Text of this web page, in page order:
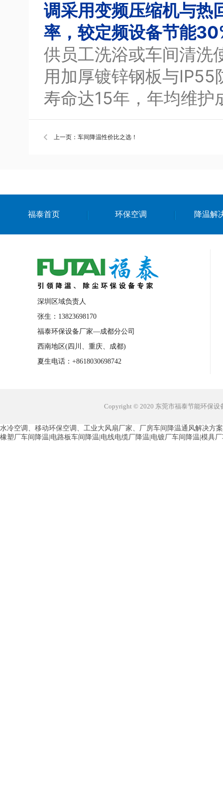
调采用变频压缩机与热
率，较定频设备节能
供员工洗浴或车间清洗
用加厚镀锌钢板与
寿命达15年，年均维
上一页：车间降温性价比之选！
福泰首页 环保空调 降温解
深圳区域负责人
张生：13823698170
福泰环保设备厂家—成都分公司
西南地区(四川、重庆、成都)
夏生电话：+8618030698742
Copyright © 2020 东莞市福泰节能环保设
水冷空调、移动环保空调、工业大风扇厂家、厂房车间降温通风解决方
橡塑厂车间降温|电路板车间降温|电线电缆厂降温|电镀厂车间降温|模具